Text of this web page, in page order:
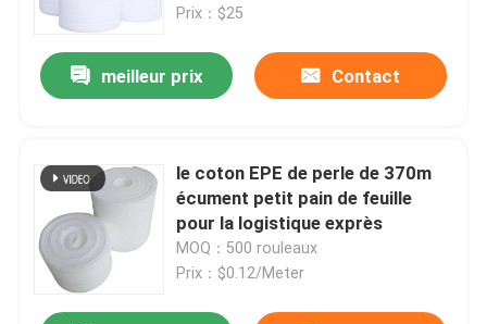
Prix：$25
meilleur prix Contact
le coton EPE de perle de 370m
écument petit pain de feuille
pour la logistique exprès
MOQ：500 rouleaux
Prix：$0.12/Meter